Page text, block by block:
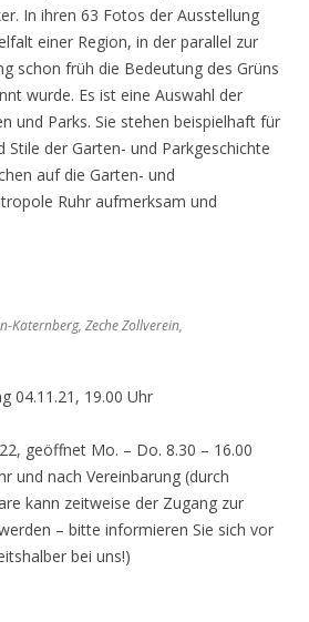
In ihren 63 Fotos der Ausstellung
einer Region, in der parallel zur
schon früh die Bedeutung des Grüns
wurde. Es ist eine Auswahl der
und Parks. Sie stehen beispielhaft für
der Garten- und Parkgeschichte
auf die Garten- und
Ruhr aufmerksam und
Katernberg, Zeche Zollverein,
04.11.21, 19.00 Uhr
geöffnet Mo. – Do. 8.30 – 16.00
und nach Vereinbarung (durch
kann zeitweise der Zugang zur
– bitte informieren Sie sich vor
bei uns!)